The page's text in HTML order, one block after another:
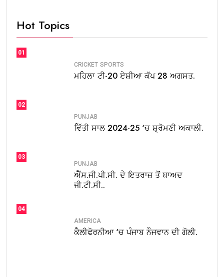
Hot Topics
01
CRICKET SPORTS
ਮਹਿਲਾ ਟੀ-20 ਏਸ਼ੀਆ ਕੱਪ 28 ਅਗਸਤ.
02
PUNJAB
ਵਿੱਤੀ ਸਾਲ 2024-25 ‘ਚ ਸ਼੍ਰੋਮਣੀ ਅਕਾਲੀ.
03
PUNJAB
ਐੱਸ.ਜੀ.ਪੀ.ਸੀ. ਦੇ ਇਤਰਾਜ਼ ਤੋਂ ਬਾਅਦ
ਜੀ.ਟੀ.ਸੀ..
04
AMERICA
ਕੈਲੀਫੋਰਨੀਆ ‘ਚ ਪੰਜਾਬ ਨੌਜਵਾਨ ਦੀ ਗੋਲੀ.